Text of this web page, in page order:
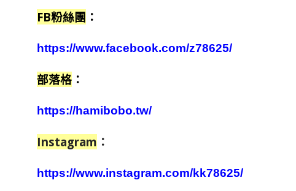
FB粉絲團 ：
https://www.facebook.com/z78625/
部落格 ：
https://hamibobo.tw/
Instagram ：
https://www.instagram.com/kk78625/